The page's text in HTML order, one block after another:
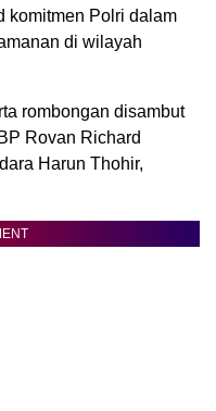
komitmen Polri dalam
di wilayah
rombongan disambut
Rovan Richard
Harun Thohir,